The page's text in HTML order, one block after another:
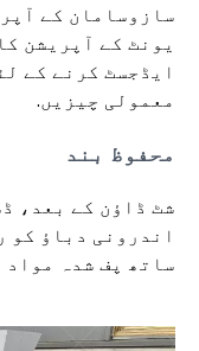
سازوسامان کے
یونٹ کے آپریشن
ایڈجسٹ کرنے کے
معمولی چیزیں.
محفوظ بند
شٹ ڈاؤن کے بعد،
اندرونی دباؤ کو
ساتھ پف شدہ مواد